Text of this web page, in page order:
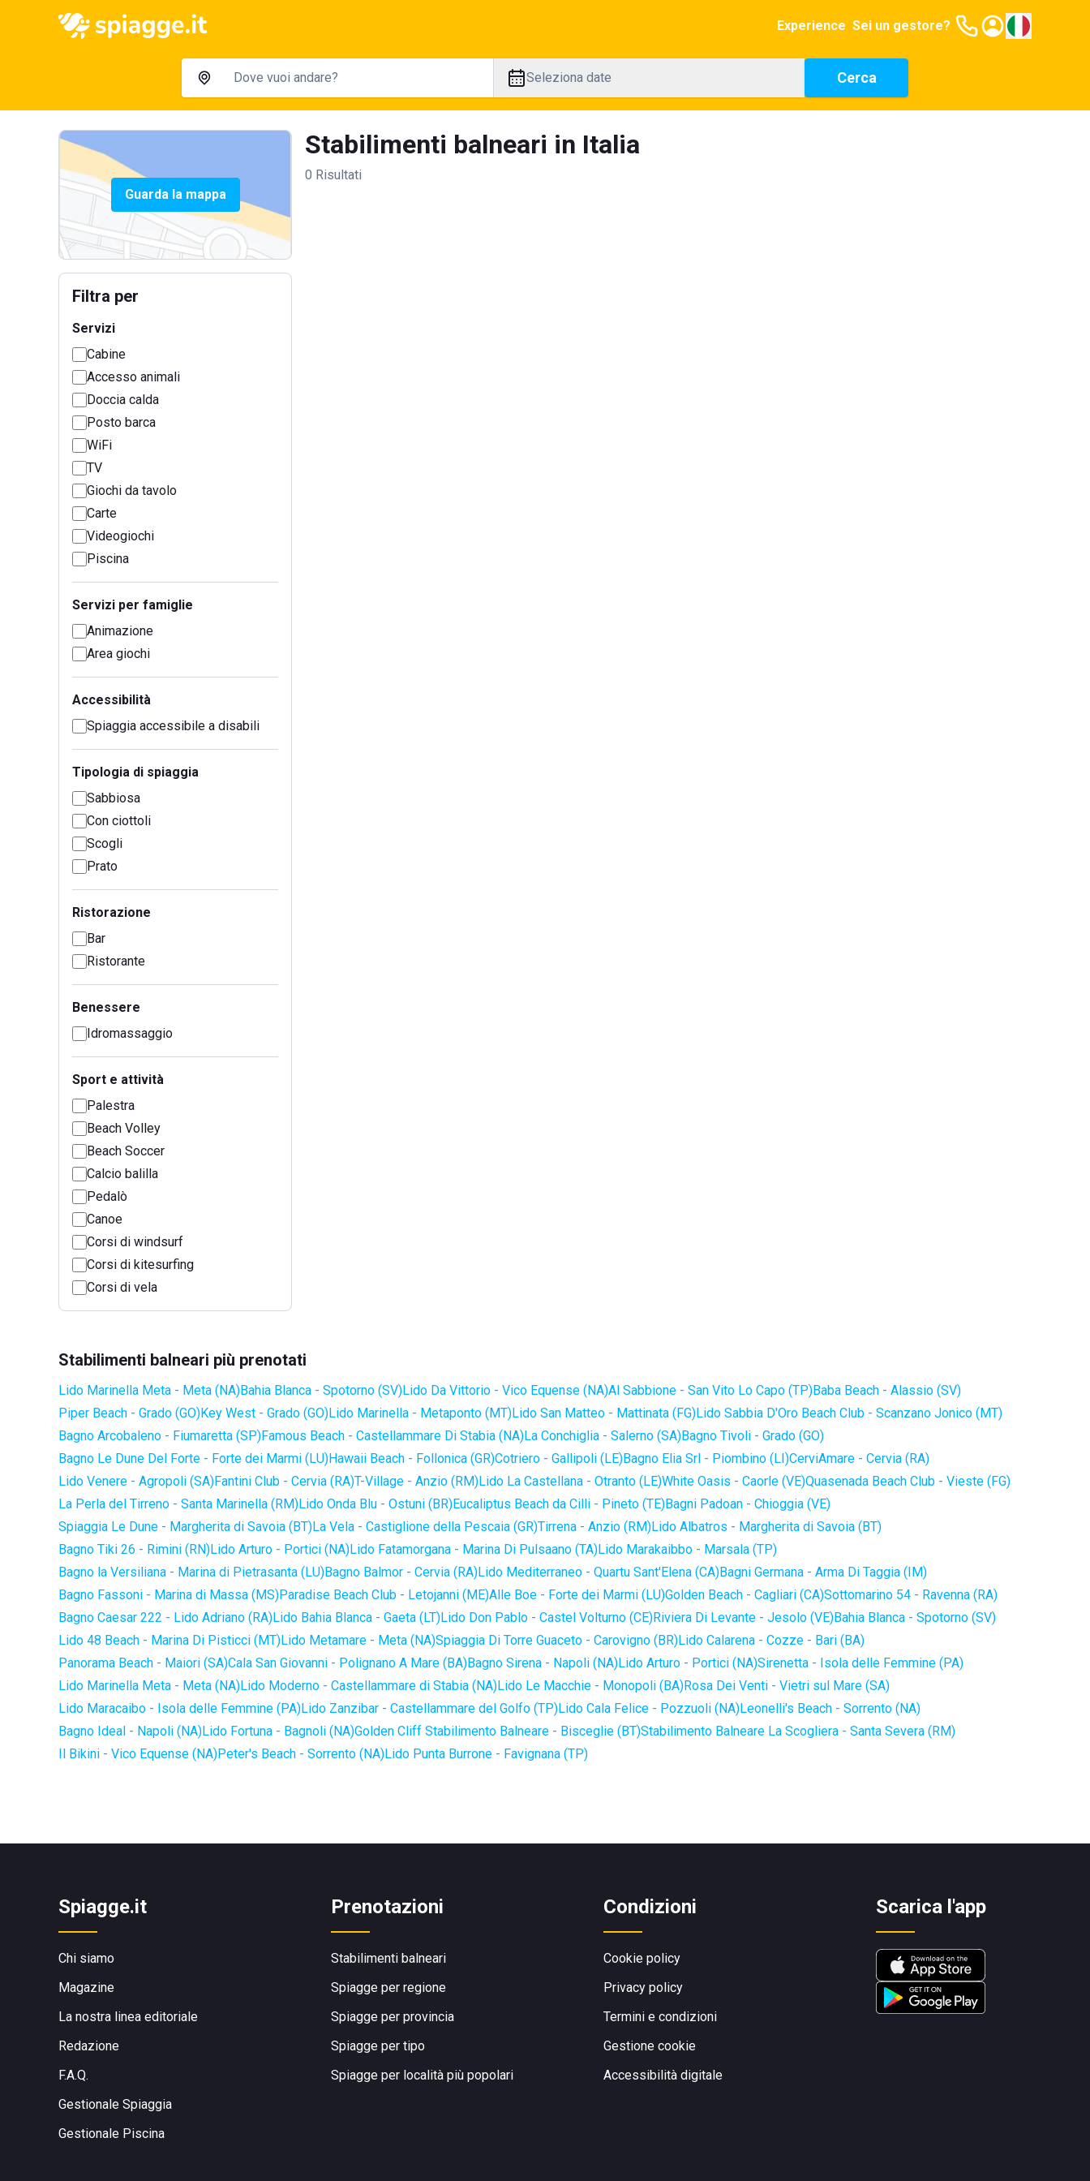
Experience Sei un gestore?
Seleziona date Cerca
Guarda la mappa
Filtra per
Servizi
Cabine
Accesso animali
Doccia calda
Posto barca
WiFi
TV
Giochi da tavolo
Carte
Videogiochi
Piscina
Servizi per famiglie
Animazione
Area giochi
Accessibilità
Spiaggia accessibile a disabili
Tipologia di spiaggia
Sabbiosa
Con ciottoli
Scogli
Prato
Ristorazione
Bar
Ristorante
Benessere
Idromassaggio
Sport e attività
Palestra
Beach Volley
Beach Soccer
Calcio balilla
Pedalò
Canoe
Corsi di windsurf
Corsi di kitesurfing
Corsi di vela
Stabilimenti balneari in Italia
0 Risultati
Stabilimenti balneari più prenotati
Lido Marinella Meta - Meta (NA)Bahia Blanca - Spotorno (SV)Lido Da Vittorio - Vico Equense (NA)Al Sabbione - San Vito Lo Capo (TP)Baba Beach - Alassio (SV)
Piper Beach - Grado (GO)Key West - Grado (GO)Lido Marinella - Metaponto (MT)Lido San Matteo - Mattinata (FG)Lido Sabbia D'Oro Beach Club - Scanzano Jonico (MT)
Bagno Arcobaleno - Fiumaretta (SP)Famous Beach - Castellammare Di Stabia (NA)La Conchiglia - Salerno (SA)Bagno Tivoli - Grado (GO)
Bagno Le Dune Del Forte - Forte dei Marmi (LU)Hawaii Beach - Follonica (GR)Cotriero - Gallipoli (LE)Bagno Elia Srl - Piombino (LI)CerviAmare - Cervia (RA)
Lido Venere - Agropoli (SA)Fantini Club - Cervia (RA)T-Village - Anzio (RM)Lido La Castellana - Otranto (LE)White Oasis - Caorle (VE)Quasenada Beach Club - Vieste (FG)
La Perla del Tirreno - Santa Marinella (RM)Lido Onda Blu - Ostuni (BR)Eucaliptus Beach da Cilli - Pineto (TE)Bagni Padoan - Chioggia (VE)
Spiaggia Le Dune - Margherita di Savoia (BT)La Vela - Castiglione della Pescaia (GR)Tirrena - Anzio (RM)Lido Albatros - Margherita di Savoia (BT)
Bagno Tiki 26 - Rimini (RN)Lido Arturo - Portici (NA)Lido Fatamorgana - Marina Di Pulsaano (TA)Lido Marakaibbo - Marsala (TP)
Bagno la Versiliana - Marina di Pietrasanta (LU)Bagno Balmor - Cervia (RA)Lido Mediterraneo - Quartu Sant'Elena (CA)Bagni Germana - Arma Di Taggia (IM)
Bagno Fassoni - Marina di Massa (MS)Paradise Beach Club - Letojanni (ME)Alle Boe - Forte dei Marmi (LU)Golden Beach - Cagliari (CA)Sottomarino 54 - Ravenna (RA)
Bagno Caesar 222 - Lido Adriano (RA)Lido Bahia Blanca - Gaeta (LT)Lido Don Pablo - Castel Volturno (CE)Riviera Di Levante - Jesolo (VE)Bahia Blanca - Spotorno (SV)
Lido 48 Beach - Marina Di Pisticci (MT)Lido Metamare - Meta (NA)Spiaggia Di Torre Guaceto - Carovigno (BR)Lido Calarena - Cozze - Bari (BA)
Panorama Beach - Maiori (SA)Cala San Giovanni - Polignano A Mare (BA)Bagno Sirena - Napoli (NA)Lido Arturo - Portici (NA)Sirenetta - Isola delle Femmine (PA)
Lido Marinella Meta - Meta (NA)Lido Moderno - Castellammare di Stabia (NA)Lido Le Macchie - Monopoli (BA)Rosa Dei Venti - Vietri sul Mare (SA)
Lido Maracaibo - Isola delle Femmine (PA)Lido Zanzibar - Castellammare del Golfo (TP)Lido Cala Felice - Pozzuoli (NA)Leonelli's Beach - Sorrento (NA)
Bagno Ideal - Napoli (NA)Lido Fortuna - Bagnoli (NA)Golden Cliff Stabilimento Balneare - Bisceglie (BT)Stabilimento Balneare La Scogliera - Santa Severa (RM)
Il Bikini - Vico Equense (NA)Peter's Beach - Sorrento (NA)Lido Punta Burrone - Favignana (TP)
Spiagge.it
Chi siamo
Magazine
La nostra linea editoriale
Redazione
F.A.Q.
Gestionale Spiaggia
Gestionale Piscina
Prenotazioni
Stabilimenti balneari
Spiagge per regione
Spiagge per provincia
Spiagge per tipo
Spiagge per località più popolari
Condizioni
Cookie policy
Privacy policy
Termini e condizioni
Gestione cookie
Accessibilità digitale
Scarica l'app